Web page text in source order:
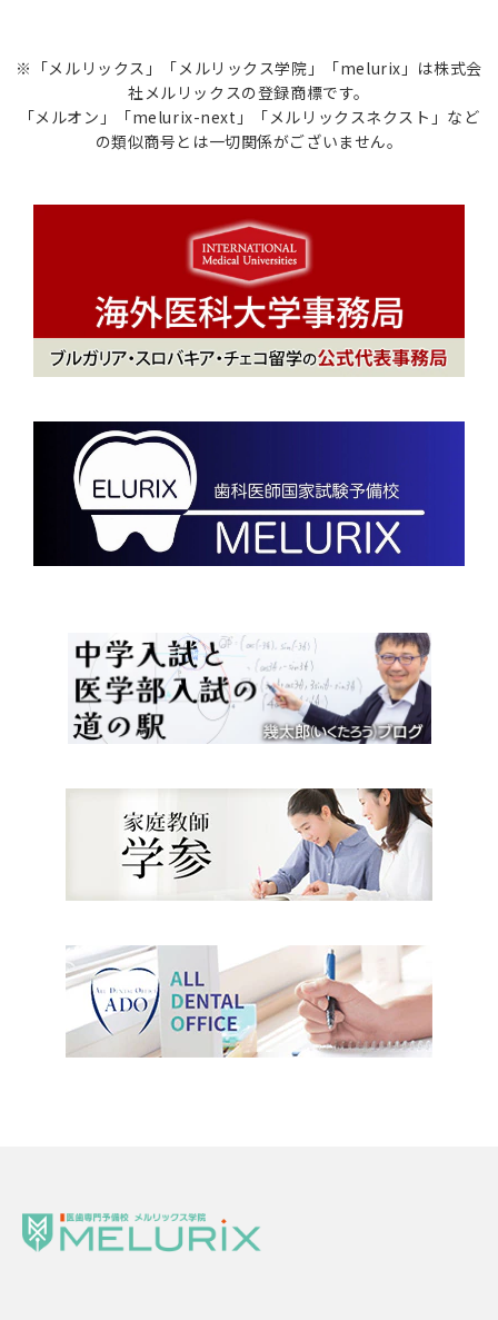
※「メルリックス」「メルリックス学院」「melurix」は株式会
社メルリックスの登録商標です。
「メルオン」「melurix-next」「メルリックスネクスト」など
の類似商号とは一切関係がございません。